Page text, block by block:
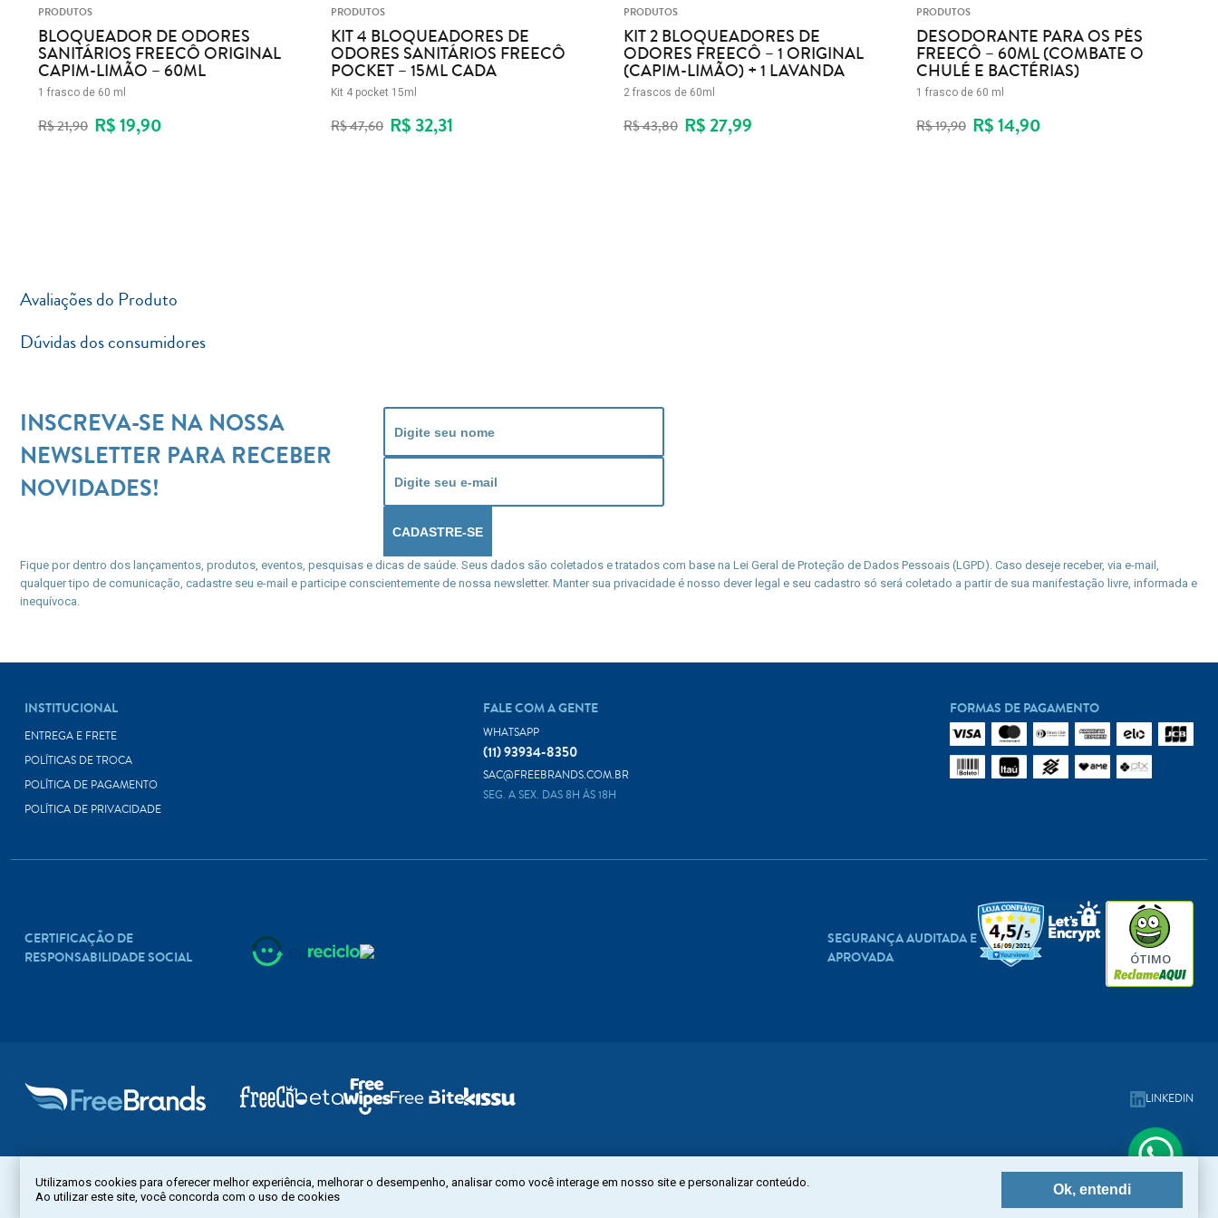
Utilizamos cookies para oferecer melhor experiência, melhorar o desempenho, analisar como você interage em nosso site e personalizar conteúdo.
Ao utilizar este site, você concorda com o uso de cookies
Ok, entendi
PRODUTOS
BLOQUEADOR DE ODORES
SANITÁRIOS FREECÔ ORIGINAL
CAPIM-LIMÃO – 60ML
1 frasco de 60 ml
R$ 21,90 R$ 19,90
PRODUTOS
KIT 4 BLOQUEADORES DE
ODORES SANITÁRIOS FREECÔ
POCKET – 15ML CADA
Kit 4 pocket 15ml
R$ 47,60 R$ 32,31
PRODUTOS
KIT 2 BLOQUEADORES DE
ODORES FREECÔ – 1 ORIGINAL
(CAPIM-LIMÃO) + 1 LAVANDA
2 frascos de 60ml
R$ 43,80 R$ 27,99
PRODUTOS
DESODORANTE PARA OS PÉS
FREECÔ – 60ML (COMBATE O
CHULÉ E BACTÉRIAS)
1 frasco de 60 ml
R$ 19,90 R$ 14,90
Avaliações do Produto
Dúvidas dos consumidores
INSCREVA-SE NA NOSSA
NEWSLETTER PARA RECEBER
NOVIDADES!
Fique por dentro dos lançamentos, produtos, eventos, pesquisas e dicas de saúde. Seus dados são coletados e tratados com base na Lei Geral de Proteção de Dados Pessoais (LGPD). Caso deseje receber, via e-mail,
qualquer tipo de comunicação, cadastre seu e-mail e participe conscientemente de nossa newsletter. Manter sua privacidade é nosso dever legal e seu cadastro só será coletado a partir de sua manifestação livre, informada e
inequívoca.
INSTITUCIONAL
ENTREGA E FRETE
POLÍTICAS DE TROCA
POLÍTICA DE PAGAMENTO
POLÍTICA DE PRIVACIDADE
FALE COM A GENTE
WHATSAPP
(11) 93934-8350
SAC@FREEBRANDS.COM.BR
SEG. A SEX. DAS 8H ÀS 18H
FORMAS DE PAGAMENTO
CERTIFICAÇÃO DE
RESPONSABILIDADE SOCIAL
SEGURANÇA AUDITADA E
APROVADA
ÓTIMO
LINKEDIN
Copyright © 2022. Todos os direitos reservados.
Todas as marcas e suas imagens são de propriedade de seus respectivos donos.
É vedada a reprodução, total ou parcial, de qualquer conteúdo sem expressa autorização.